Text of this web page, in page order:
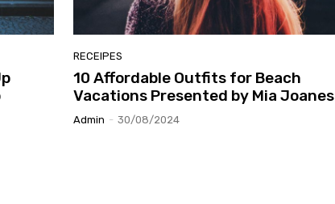
RECEIPES
10 Affordable Outfits for Beach
Vacations Presented by Mia Joanes
Admin - 30/08/2024